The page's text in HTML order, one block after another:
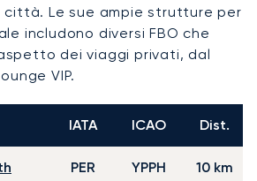
città. Le sue ampie strutture per
includono diversi FBO che
dei viaggi privati, dal
VIP.
IATA ICAO Dist.
PER YPPH 10 km